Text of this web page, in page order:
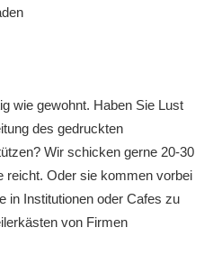
wie gewohnt. Haben Sie Lust
des gedruckten
Wir schicken gerne 20-30
reicht. Oder sie kommen vorbei
in Institutionen oder Cafes zu
von Firmen